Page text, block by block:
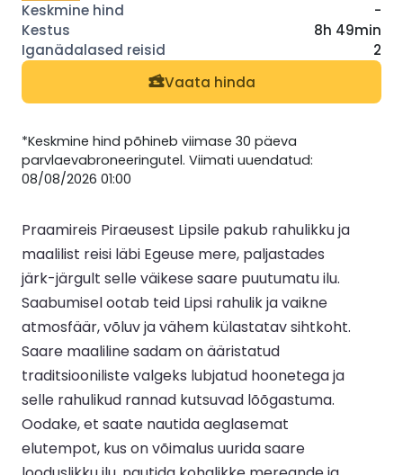
-
8h 49min
2
Vaata hinda
*Keskmine hind põhineb viimase 30 päeva
parvlaevabroneeringutel. Viimati uuendatud:
08/08/2026 01:00
Praamireis Piraeusest Lipsile pakub rahulikku ja
maalilist reisi läbi Egeuse mere, paljastades
järk-järgult selle väikese saare puutumatu ilu.
Saabumisel ootab teid Lipsi rahulik ja vaikne
atmosfäär, võluv ja vähem külastatav sihtkoht.
Saare maaliline sadam on ääristatud
traditsiooniliste valgeks lubjatud hoonetega ja
selle rahulikud rannad kutsuvad lõõgastuma.
Oodake, et saate nautida aeglasemat
elutempot, kus on võimalus uurida saare